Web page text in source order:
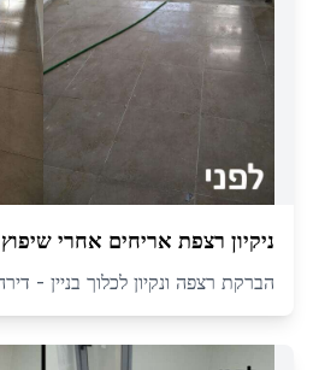
ניקיון רצפת אריחים אחרי שיפוץ
הברקת רצפה ונקיון לכלוך בניין -